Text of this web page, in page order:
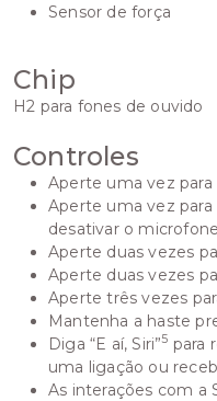
Sensor de força
Chip
H2 para fones de ouvido
Controles
Aperte uma vez
Aperte uma vez
desativar o microfone
Aperte duas vezes
Aperte duas vezes
Aperte três vezes
Mantenha a haste
Diga “E aí, Siri”5 para
uma ligação ou
As interações com a